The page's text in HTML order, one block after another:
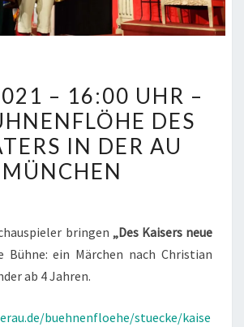
16:00
UHR
–
DES
THEATERS
IN
AU
– 16:00 UHR –
DES
IN DER AU
MÜNCHEN
bringen „Des Kaisers neue
Bühne: ein Märchen nach Christian
ab 4 Jahren.
buehnenfloehe/stuecke/kaise